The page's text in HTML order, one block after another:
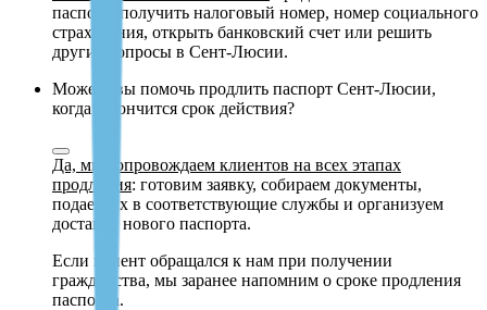
паспорт, получить налоговый номер, номер социального
страхования, открыть банковский счет или решить
другие вопросы в Сент-Люсии.
Можете вы помочь продлить паспорт Сент-Люсии,
когда закончится срок действия?
Да, мы сопровождаем клиентов на всех этапах
продления: готовим заявку, собираем документы,
подаем их в соответствующие службы и организуем
доставку нового паспорта.
Если клиент обращался к нам при получении
гражданства, мы заранее напомним о сроке продления
паспорта.